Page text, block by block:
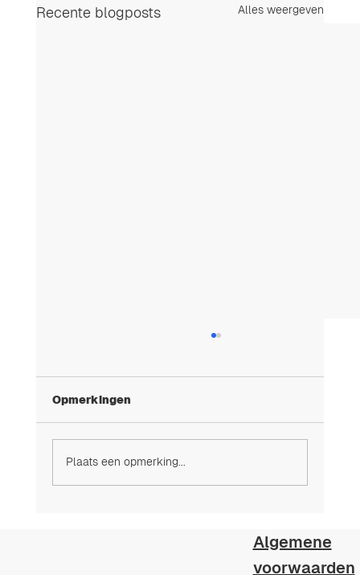
Recente blogposts Alles weergeven
Zorgeloos zwembadbeheer
Opmerkingen
Plaats een opmerking...
Algemene
voorwaarden